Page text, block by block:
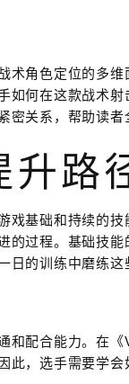
角色定位的多维
如何在这款战术
密关系，帮助读
升路
基础和持续的技
过程。基础技
日的训练中磨练
和配合能力。在
此，选手需要学